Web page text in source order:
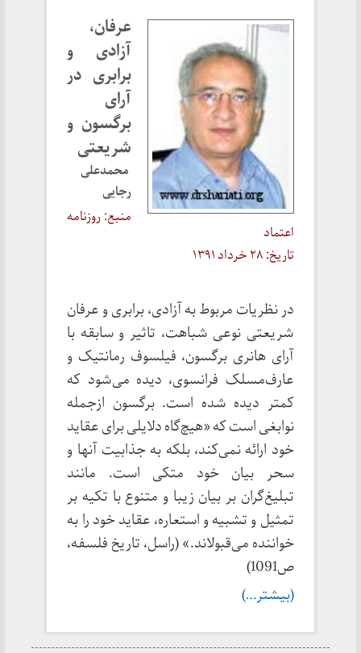
عرفان،
آزادی و
برابری در
آرای
برگسون و
شریعتی
محمدعلی
رجایی
منبع: روزنامه
اعتماد
تاریخ: ۲۸ خرداد ۱۳۹۱
در نظریات مربوط به آزادی، برابری و عرفان
شریعتی نوعی شباهت، تاثیر و سابقه با
آرای هانری برگسون، فیلسوف رمانتیک و
عارف‌مسلک فرانسوی، دیده ‌می‌شود که
کمتر دیده شده است. برگسون ازجمله
نوابغی است که «هیچ‌گاه دلایلی برای عقاید
خود ارائه نمی‌کند، بلکه به ‌جذابیت آنها و
سحر بیان خود متکی است. مانند
تبلیغ‌گران بر بیان زیبا و متنوع با تکیه بر
تمثیل و تشبیه و استعاره، عقاید خود را به‌
خواننده می‌قبولاند.» (راسل، تاریخ فلسفه،
ص1091)
(بیشتر…)